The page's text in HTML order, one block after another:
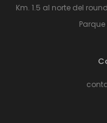
Km. 1.5 al norte del